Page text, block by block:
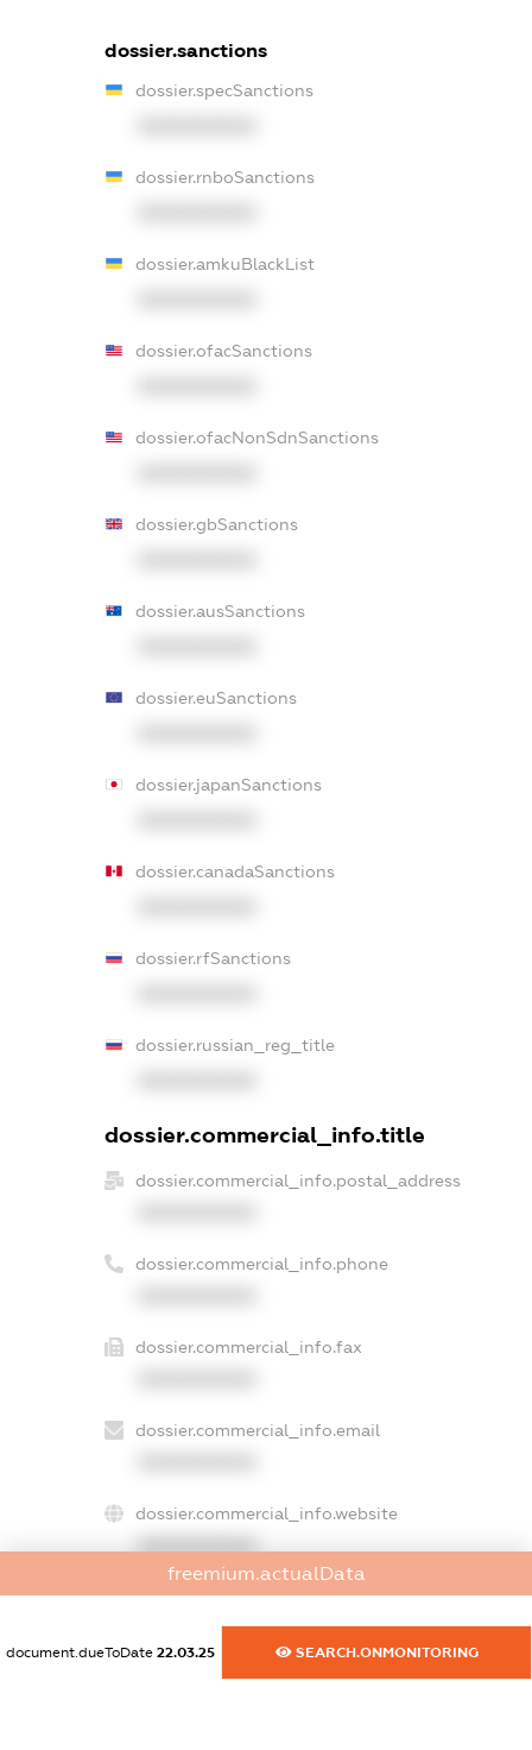
dossier.sanctions
dossier.specSanctions
dossier.rnboSanctions
dossier.amkuBlackList
dossier.ofacSanctions
dossier.ofacNonSdnSanctions
dossier.gbSanctions
dossier.ausSanctions
dossier.euSanctions
dossier.japanSanctions
dossier.canadaSanctions
dossier.rfSanctions
dossier.russian_reg_title
dossier.commercial_info.title
dossier.commercial_info.postal_address
dossier.commercial_info.phone
dossier.commercial_info.fax
dossier.commercial_info.email
dossier.commercial_info.website
dossier.commercial_info.activity
XXXXXXXXXX
freemium.actualData
document.dueToDate 22.03.25 SEARCH.ONMONITORING